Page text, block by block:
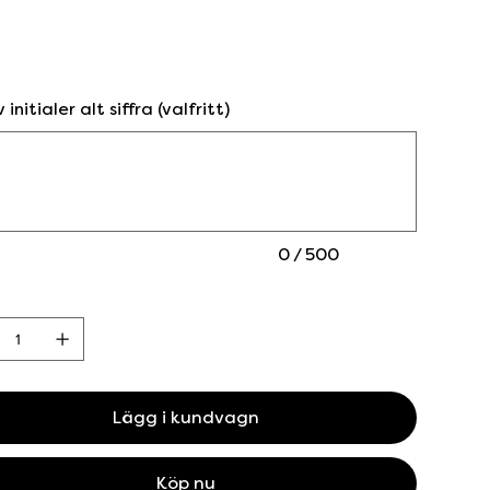
initialer alt siffra (valfritt)
0 / 500
Lägg i kundvagn
Köp nu